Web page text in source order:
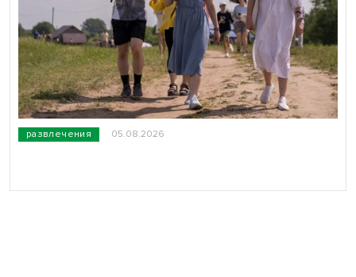
развлечения 05.08.2026